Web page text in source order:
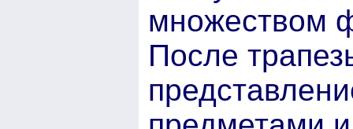
множеством
После